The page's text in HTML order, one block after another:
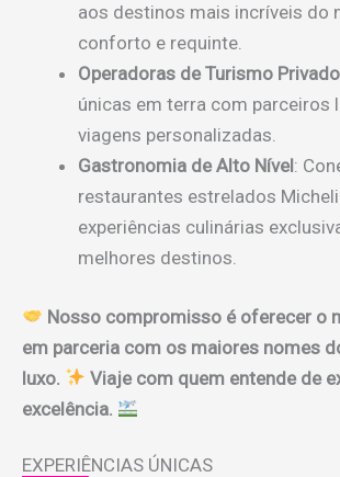
aos destinos mais incríveis do
conforto e requinte.
Operadoras de Turismo Privado
únicas em terra com parceiros
viagens personalizadas.
Gastronomia de Alto Nível:
restaurantes estrelados
experiências culinárias
melhores destinos.
Nosso compromisso é oferecer o
em parceria com os maiores nomes
luxo.
Viaje com quem entende de
excelência.
EXPERIÊNCIAS ÚNICAS